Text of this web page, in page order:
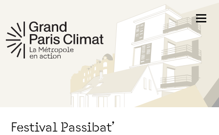
Festival Passibat’